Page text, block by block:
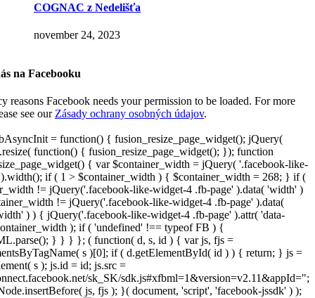
COGNAC z Nedelišťa
november 24, 2023
na Facebooku
reasons Facebook needs your permission to be loaded. For more
see our Zásady ochrany osobných údajov.
= function() { fusion_resize_page_widget(); jQuery(
function() { fusion_resize_page_widget(); }); function
{ var $container_width = jQuery( '.facebook-like-
if ( 1 > $container_width ) { $container_width = 268; } if (
!= jQuery('.facebook-like-widget-4 .fb-page' ).data( 'width' )
!= jQuery('.facebook-like-widget-4 .fb-page' ).data(
) ) { jQuery('.facebook-like-widget-4 .fb-page' ).attr( 'data-
); if ( 'undefined' !== typeof FB ) {
} } } }; ( function( d, s, id ) { var js, fjs =
s )[0]; if ( d.getElementById( id ) ) { return; } js =
s ); js.id = id; js.src =
sk_SK/sdk.js#xfbml=1&version=v2.11&appId=";
js, fjs ); }( document, 'script', 'facebook-jssdk' ) );